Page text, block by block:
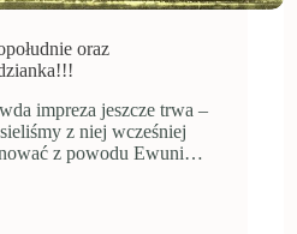
oraz
impreza jeszcze trwa –
z niej wcześniej
z powodu Ewuni…